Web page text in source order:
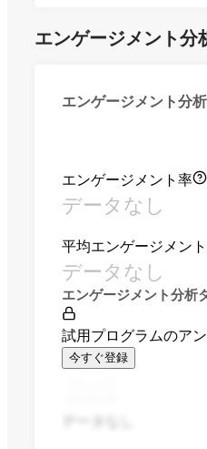
エンゲージメント分
エンゲージメント分析
エンゲージメント率
データなし
平均エンゲージメン
データなし
エンゲージメント分析
試用プログラムのア
今すぐ登録